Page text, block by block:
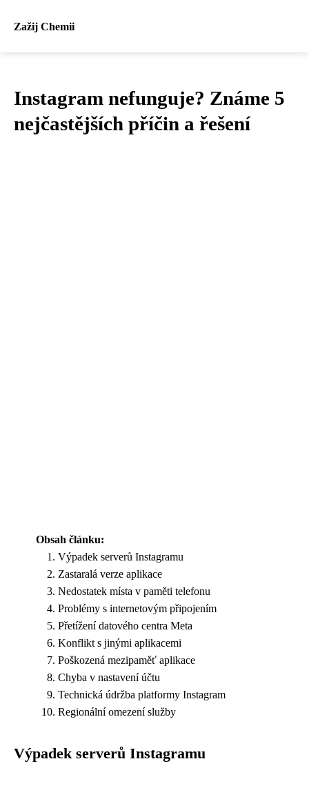
Zažij Chemii
Instagram nefunguje? Známe 5
nejčastějších příčin a řešení
Obsah článku:
Výpadek serverů Instagramu
Zastaralá verze aplikace
Nedostatek místa v paměti telefonu
Problémy s internetovým připojením
Přetížení datového centra Meta
Konflikt s jinými aplikacemi
Poškozená mezipaměť aplikace
Chyba v nastavení účtu
Technická údržba platformy Instagram
Regionální omezení služby
Výpadek serverů Instagramu